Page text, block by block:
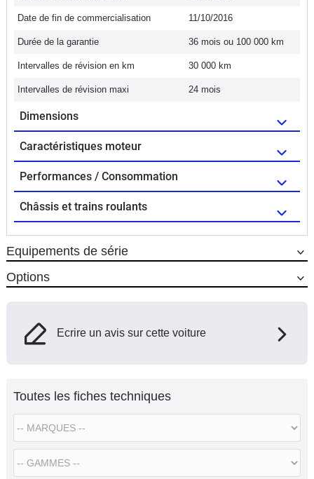
Date de fin de commercialisation 11/10/2016
Durée de la garantie 36 mois ou 100 000 km
Intervalles de révision en km 30 000 km
Intervalles de révision maxi 24 mois
Dimensions
Caractéristiques moteur
Performances / Consommation
Châssis et trains roulants
Equipements de série
Options
Ecrire un avis sur cette voiture
Toutes les fiches techniques